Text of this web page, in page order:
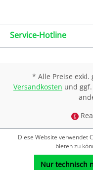
Service-Hotline
* Alle Preise exkl.
Versandkosten und
Diese Website verwendet
bieten zu
Nur technisch